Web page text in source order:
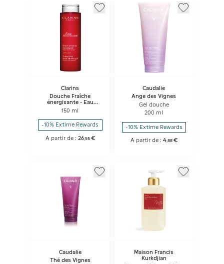
Clarins
Douche Fraîche
énergisante - Eau
Dynamisante
150 ml
-10% Extime Rewards
A partir de : 26,55 €
Caudalie
Ange des Vignes
Gel douche
200 ml
-10% Extime Rewards
A partir de : 4,88 €
Caudalie
Thé des Vignes
Maison Francis
Kurkdjian